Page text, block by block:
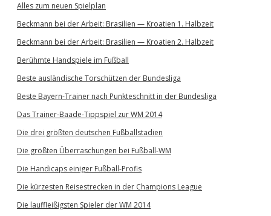
Alles zum neuen Spielplan
Beckmann bei der Arbeit: Brasilien — Kroatien 1. Halbzeit
Beckmann bei der Arbeit: Brasilien — Kroatien 2. Halbzeit
Berühmte Handspiele im Fußball
Beste ausländische Torschützen der Bundesliga
Beste Bayern-Trainer nach Punkteschnitt in der Bundesliga
Das Trainer-Baade-Tippspiel zur WM 2014
Die drei größten deutschen Fußballstadien
Die größten Überraschungen bei Fußball-WM
Die Handicaps einiger Fußball-Profis
Die kürzesten Reisestrecken in der Champions League
Die lauffleißigsten Spieler der WM 2014